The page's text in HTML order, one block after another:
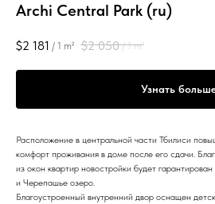
Archi Central Park (ru)
$2 181 / 1 m² $2 050 / 1 m²
Узнать
Расположение в центральной части Тбилиси
комфорт проживания в доме после его сдачи.
из окон квартир новостройки будет
и Черепашье озеро.
Благоустроенный внутренний двор оснащен